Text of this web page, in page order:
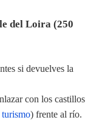
del Loira (250
si devuelves la
con los castillos
) frente al río.